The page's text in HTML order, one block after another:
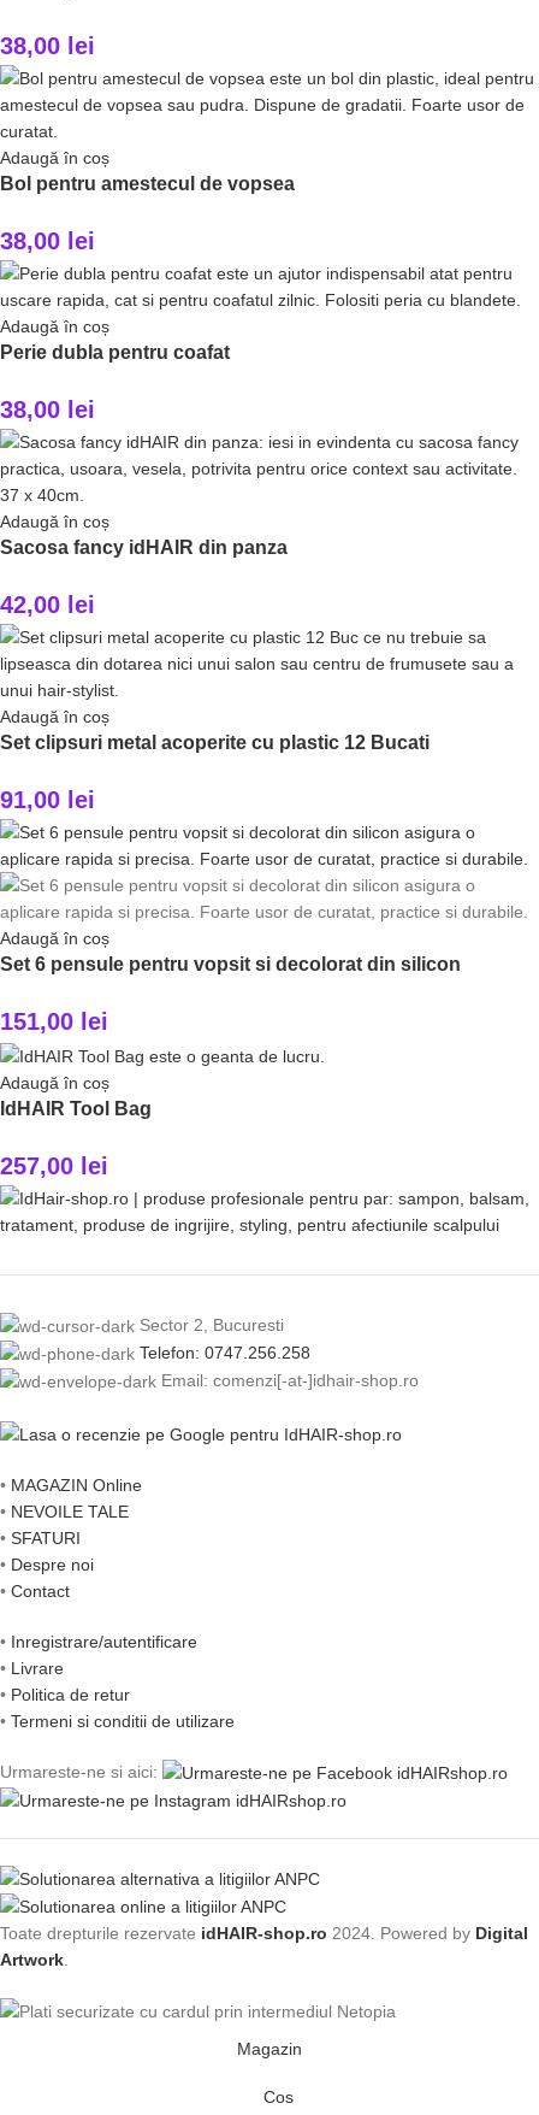
38,00 lei
Adaugă în coș
Bol pentru amestecul de vopsea
38,00 lei
Adaugă în coș
Perie dubla pentru coafat
38,00 lei
Adaugă în coș
Sacosa fancy idHAIR din panza
42,00 lei
Adaugă în coș
Set clipsuri metal acoperite cu plastic 12 Bucati
91,00 lei
Adaugă în coș
Set 6 pensule pentru vopsit si decolorat din silicon
151,00 lei
Adaugă în coș
IdHAIR Tool Bag
257,00 lei
Sector 2, Bucuresti
Telefon: 0747.256.258
Email: comenzi[-at-]idhair-shop.ro
• MAGAZIN Online
• NEVOILE TALE
• SFATURI
• Despre noi
• Contact
• Inregistrare/autentificare
• Livrare
• Politica de retur
• Termeni si conditii de utilizare
Urmareste-ne si aici:
Toate drepturile rezervate idHAIR-shop.ro 2024. Powered by Digital
Artwork
Magazin
Cos